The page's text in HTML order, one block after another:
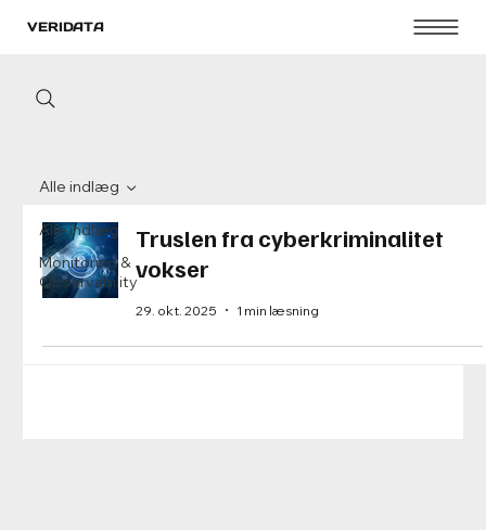
VERIDATA
Alle indlæg
Monitoring &
Observability
Alle indlæg
Truslen fra cyberkriminalitet
vokser
29. okt. 2025 1 min læsning